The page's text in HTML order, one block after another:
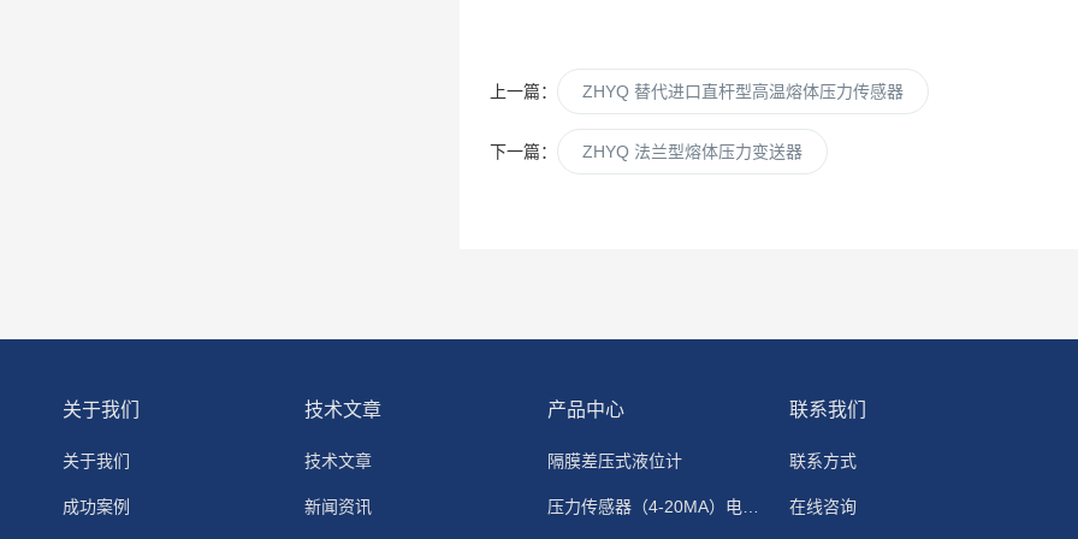
上一篇： ZHYQ 替代进口直杆型高温熔体压力传感器
下一篇： ZHYQ 法兰型熔体压力变送器
关于我们
关于我们
成功案例
技术文章
技术文章
新闻资讯
产品中心
隔膜差压式液位计
压力传感器（4-20MA）电流输出
联系我们
联系方式
在线咨询